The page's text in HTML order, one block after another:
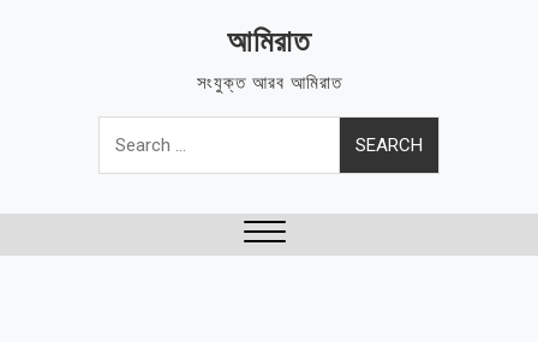
আমিরাত
সংযুক্ত আরব আমিরাত
Search
for: